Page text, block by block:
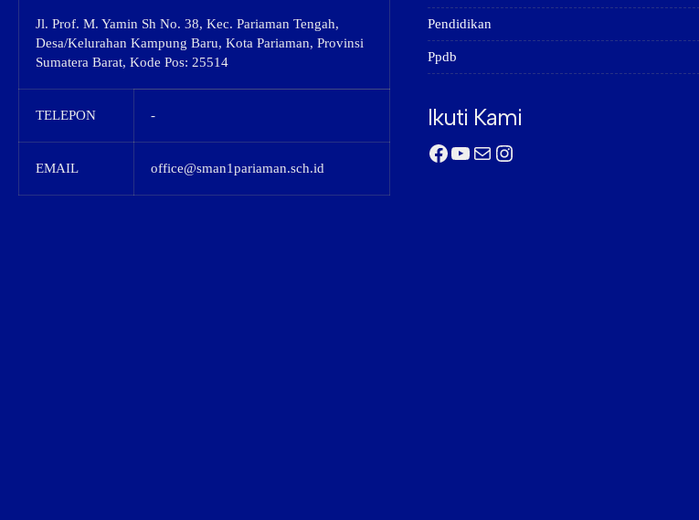
Jl. Prof. M. Yamin Sh No. 38, Kec. Pariaman Tengah,
Desa/Kelurahan Kampung Baru, Kota Pariaman, Provinsi
Sumatera Barat, Kode Pos: 25514
TELEPON -
EMAIL office@sman1pariaman.sch.id
Pendidikan
Ppdb
Ikuti Kami
Facebook
YouTube
MailInstagram